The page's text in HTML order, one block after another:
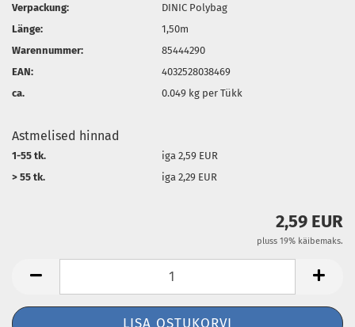
Verpackung:
DINIC Polybag
Länge:
1,50m
Warennummer:
85444290
EAN:
4032528038469
ca.
0.049 kg per Tükk
Astmelised hinnad
1-55 tk.
iga 2,59 EUR
> 55 tk.
iga 2,29 EUR
2,59 EUR
pluss 19% käibemaks.